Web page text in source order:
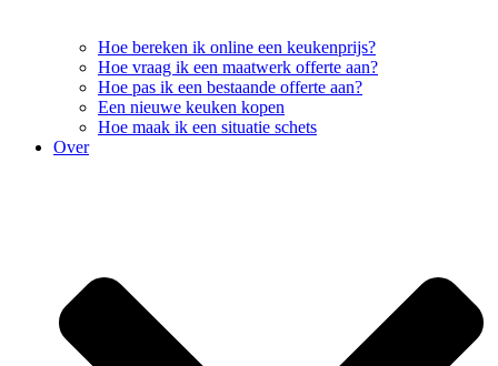
Hoe bereken ik online een keukenprijs?
Hoe vraag ik een maatwerk offerte aan?
Hoe pas ik een bestaande offerte aan?
Een nieuwe keuken kopen
Hoe maak ik een situatie schets
Over